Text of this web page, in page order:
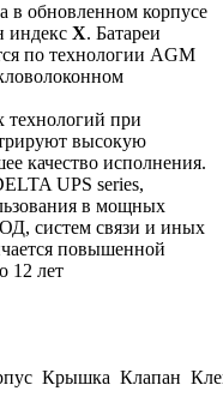
в обновленном корпусе
индекс X. Батареи
по технологии AGM
технологий при
высокую
качество исполнения.
UPS series,
в мощных
систем связи и иных
повышенной
12 лет
Крышка Клапан